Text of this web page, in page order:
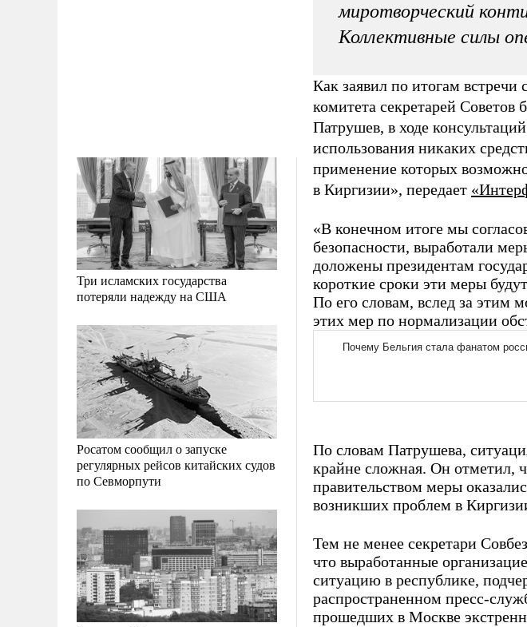
Три исламских государства
потеряли надежду на США
Росатом сообщил о запуске
регулярных рейсов китайских судов
по Севморпути
миротворческий
Коллективные силы
Как заявил по итогам встречи
комитета секретарей
Патрушев, в ходе
использования никаких
применение которых
в Киргизии», передает
«В конечном итоге мы
безопасности, выработали
доложены президентам
короткие сроки эти меры
По его словам, вслед за этим
этих мер по нормализации
По словам Патрушева,
крайне сложная. Он отметил,
правительством меры
возникших проблем в
Тем не менее секретари
что выработанные
ситуацию в республике,
распространенном пресс-
прошедших в Москве